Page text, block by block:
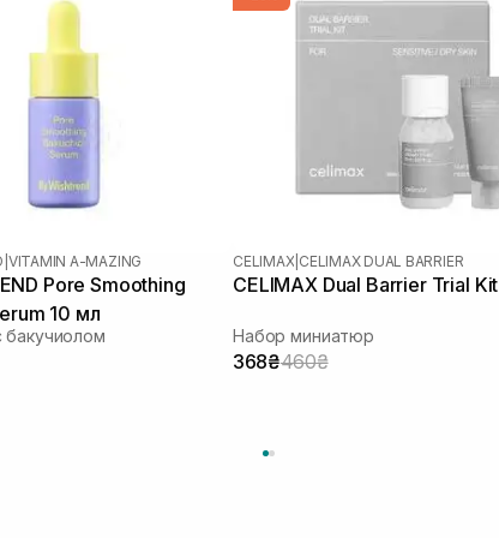
VITAMIN A-MAZING
Pore Smoothing
10 мл
CELIMAX CELIMAX DUAL BARRIER
CELIMAX Dual Barrier Trial Kit
Набор миниатюр
368₴460₴